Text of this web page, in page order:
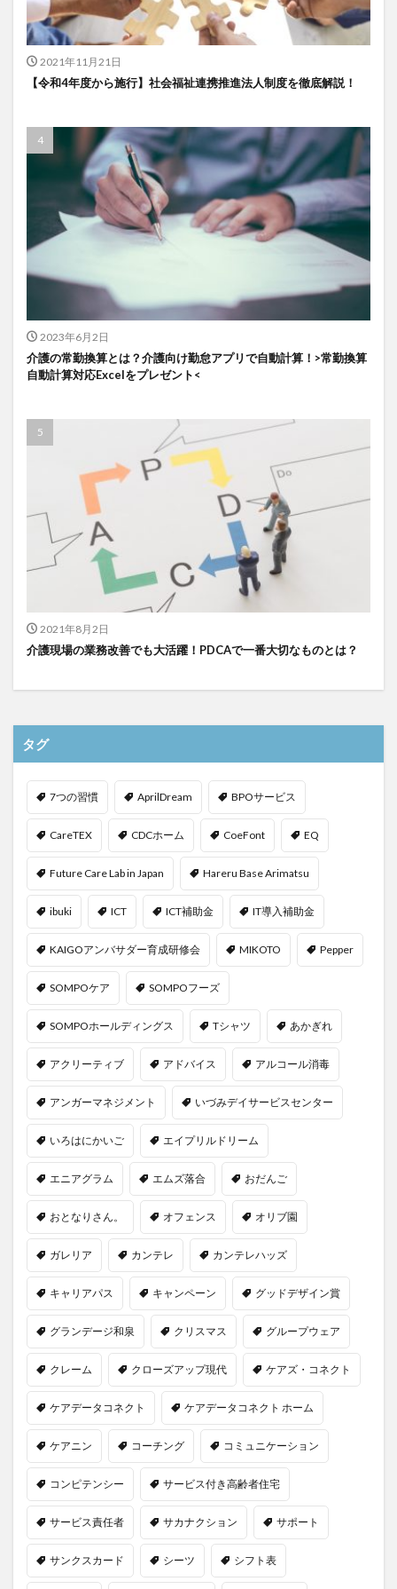
2021年11月21日
【令和4年度から施行】社会福祉連携推進法人制度を徹底解説！
2023年6月2日
介護の常勤換算とは？介護向け勤怠アプリで自動計算！>常勤換算
自動計算対応Excelをプレゼント<
2021年8月2日
介護現場の業務改善でも大活躍！PDCAで一番大切なものとは？
タグ
7つの習慣 AprilDream BPOサービス
CareTEX CDCホーム CoeFont EQ
Future Care Lab in Japan Hareru Base Arimatsu
ibuki ICT ICT補助金 IT導入補助金
KAIGOアンバサダー育成研修会 MIKOTO Pepper
SOMPOケア SOMPOフーズ
SOMPOホールディングス Tシャツ あかぎれ
アクリーティブ アドバイス アルコール消毒
アンガーマネジメント いづみデイサービスセンター
いろはにかいご エイプリルドリーム
エニアグラム エムズ落合 おだんご
おとなりさん。 オフェンス オリブ園
ガレリア カンテレ カンテレハッズ
キャリアパス キャンペーン グッドデザイン賞
グランデージ和泉 クリスマス グループウェア
クレーム クローズアップ現代 ケアズ・コネクト
ケアデータコネクト ケアデータコネクト ホーム
ケアニン コーチング コミュニケーション
コンピテンシー サービス付き高齢者住宅
サービス責任者 サカナクション サポート
サンクスカード シーツ シフト表
一般社団法人全国介護支援協会 上着
乾燥対策
予防
事業運営 人事考課
人事評価
人員配置基準
ダレタメすぎと
タレントマネジメント
チーム
チームビルディング
チームを育む
チーム力
チアケアズ
ちぎっ手アート
ちぎり絵
つながって！MIRAI
デイサービス
デジタルの日
ナノファイバーマスク
ハビットトラッカー
パラマウントベッド
ハレルベースアリマツ
ハンドソープ
ビジネスマインド
ビジネス哲学
検索